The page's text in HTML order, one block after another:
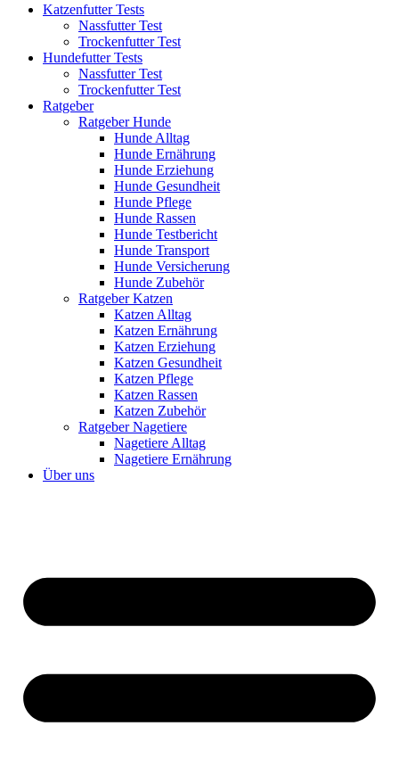
Katzenfutter Tests
Nassfutter Test
Trockenfutter Test
Hundefutter Tests
Nassfutter Test
Trockenfutter Test
Ratgeber
Ratgeber Hunde
Hunde Alltag
Hunde Ernährung
Hunde Erziehung
Hunde Gesundheit
Hunde Pflege
Hunde Rassen
Hunde Testbericht
Hunde Transport
Hunde Versicherung
Hunde Zubehör
Ratgeber Katzen
Katzen Alltag
Katzen Ernährung
Katzen Erziehung
Katzen Gesundheit
Katzen Pflege
Katzen Rassen
Katzen Zubehör
Ratgeber Nagetiere
Nagetiere Alltag
Nagetiere Ernährung
Über uns